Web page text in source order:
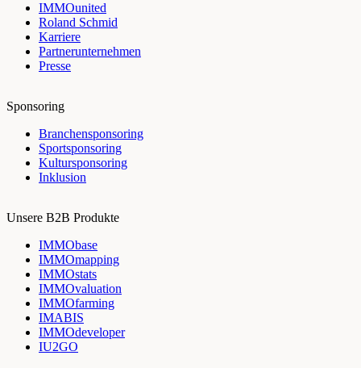
IMMOunited
Roland Schmid
Karriere
Partnerunternehmen
Presse
Sponsoring
Branchensponsoring
Sportsponsoring
Kultursponsoring
Inklusion
Unsere B2B Produkte
IMMObase
IMMOmapping
IMMOstats
IMMOvaluation
IMMOfarming
IMABIS
IMMOdeveloper
IU2GO